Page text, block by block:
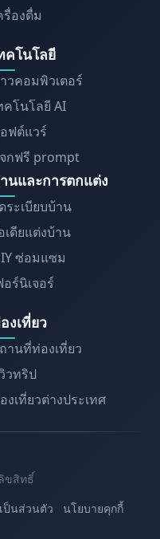
รื่องดื่ม
คโนโลยี
วคอมพิวเตอร์
คโนโลยี AI
ฟต์แวร์
กฟรี prompt
นและการตกแต่ง
ระเบียบบ้าน
เดียแต่งบ้าน
ซ่อมแซม
อร์นิเจอร์
งเที่ยว
านที่ท่องเที่ยว
วทริป
งเที่ยวต่างประเทศ
ขสิทธิ์
ป็นส่วนตัว
นโยบายคุกกี้